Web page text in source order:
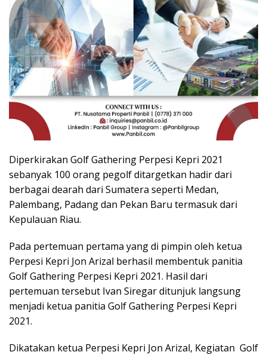
Diperkirakan Golf Gathering Perpesi Kepri 2021
sebanyak 100 orang pegolf ditargetkan hadir dari
berbagai dearah dari Sumatera seperti Medan,
Palembang, Padang dan Pekan Baru termasuk dari
Kepulauan Riau.
Pada pertemuan pertama yang di pimpin oleh ketua
Perpesi Kepri Jon Arizal berhasil membentuk panitia
Golf Gathering Perpesi Kepri 2021. Hasil dari
pertemuan tersebut Ivan Siregar ditunjuk langsung
menjadi ketua panitia Golf Gathering Perpesi Kepri
2021.
Dikatakan ketua Perpesi Kepri Jon Arizal, Kegiatan Golf